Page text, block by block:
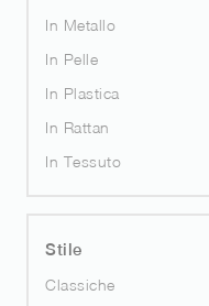
In Metallo
In Pelle
In Plastica
In Rattan
In Tessuto
Stile
Classiche